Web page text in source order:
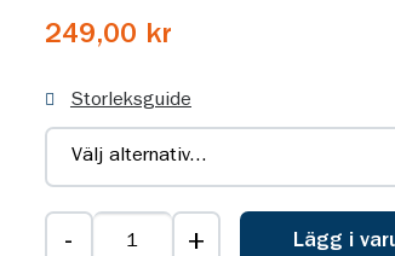
249,00 kr
Storleksguide
- + Lägg i